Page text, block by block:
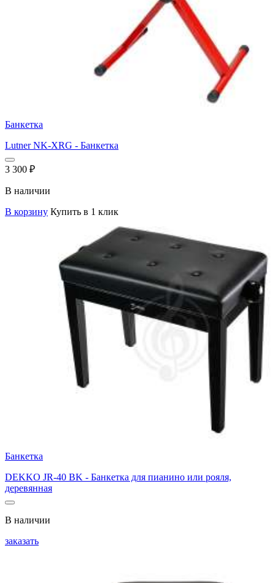
Банкетка
Lutner NK-XRG - Банкетка
3 300 ₽
В наличии
В корзину Купить в 1 клик
Банкетка
DEKKO JR-40 BK - Банкетка для пианино или рояля,
деревянная
В наличии
заказать